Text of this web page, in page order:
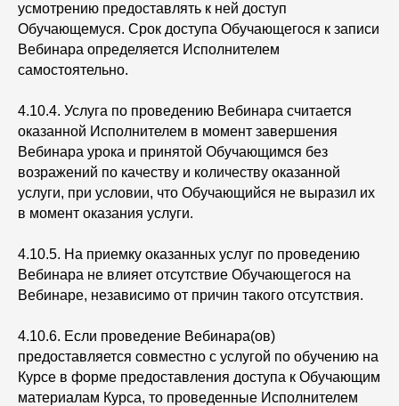
усмотрению предоставлять к ней доступ
Обучающемуся. Срок доступа Обучающегося к записи
Вебинара определяется Исполнителем
самостоятельно.
4.10.4. Услуга по проведению Вебинара считается
оказанной Исполнителем в момент завершения
Вебинара урока и принятой Обучающимся без
возражений по качеству и количеству оказанной
услуги, при условии, что Обучающийся не выразил их
в момент оказания услуги.
4.10.5. На приемку оказанных услуг по проведению
Вебинара не влияет отсутствие Обучающегося на
Вебинаре, независимо от причин такого отсутствия.
4.10.6. Если проведение Вебинара(ов)
предоставляется совместно с услугой по обучению на
Курсе в форме предоставления доступа к Обучающим
материалам Курса, то проведенные Исполнителем